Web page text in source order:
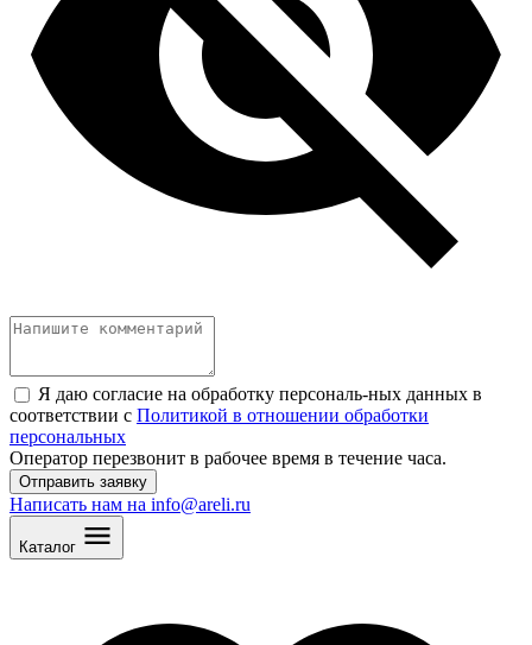
Я даю согласие на обработку персональ-ных данных в
соответствии с Политикой в отношении обработки
персональных
Оператор перезвонит в рабочее время в течение часа.
Отправить заявку
Написать нам на info@areli.ru
Каталог